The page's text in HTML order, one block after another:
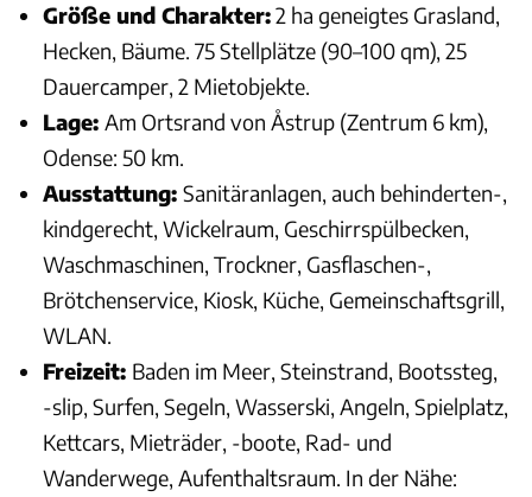
Größe und Charakter:2 ha geneigtes Grasland,
Hecken, Bäume. 75 Stellplätze (90–100 qm), 25
Dauercamper, 2 Mietobjekte.
Lage: Am Ortsrand von Åstrup (Zentrum 6 km),
Odense: 50 km.
Ausstattung: Sanitäranlagen, auch behinderten-,
kindgerecht, Wickelraum, Geschirrspülbecken,
Waschmaschinen, Trockner, Gasflaschen-,
Brötchenservice, Kiosk, Küche, Gemeinschaftsgrill,
WLAN.
Freizeit: Baden im Meer, Steinstrand, Bootssteg,
-slip, Surfen, Segeln, Wasserski, Angeln, Spielplatz,
Kettcars, Mieträder, -boote, Rad- und
Wanderwege, Aufenthaltsraum. In der Nähe: